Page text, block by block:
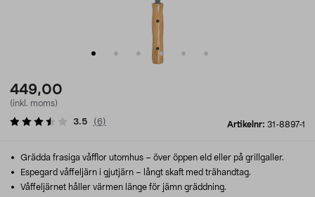
449,00
(inkl. moms)
Artikelnr: 31-8897-1
3.5 (6)
Grädda frasiga våfflor utomhus – över öppen eld eller på grillgaller.
Espegard våffeljärn i gjutjärn – långt skaft med trähandtag.
Våffeljärnet håller värmen länge för jämn gräddning.